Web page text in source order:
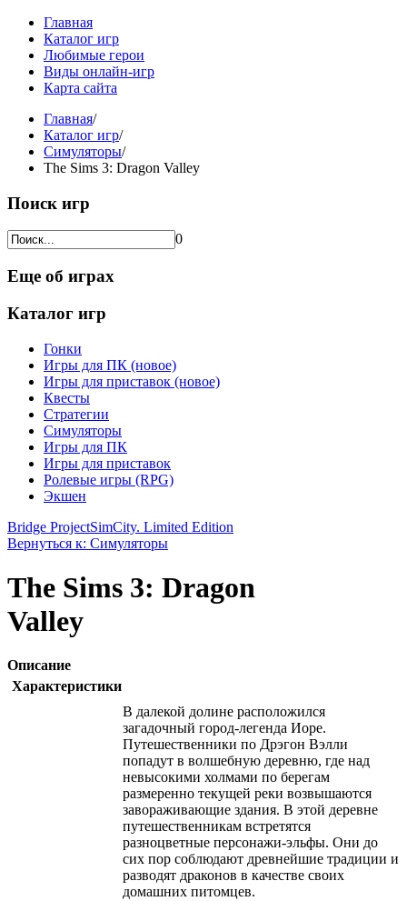
Главная
Каталог игр
Любимые герои
Виды онлайн-игр
Карта сайта
Главная/
Каталог игр/
Симуляторы/
The Sims 3: Dragon Valley
Поиск игр
0
Еще об играх
Каталог игр
Гонки
Игры для ПК (новое)
Игры для приставок (новое)
Квесты
Стратегии
Симуляторы
Игры для ПК
Игры для приставок
Ролевые игры (RPG)
Экшен
Bridge ProjectSimCity. Limited Edition
Вернуться к: Симуляторы
The Sims 3: Dragon
Valley
Описание
Характеристики
В далекой долине расположился
загадочный город-легенда Иоре.
Путешественники по Дрэгон Вэлли
попадут в волшебную деревню, где над
невысокими холмами по берегам
размеренно текущей реки возвышаются
завораживающие здания. В этой деревне
путешественникам встретятся
разноцветные персонажи-эльфы. Они до
сих пор соблюдают древнейшие традиции и
разводят драконов в качестве своих
домашних питомцев.